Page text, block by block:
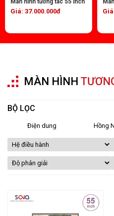
Màn hình tương tác 55 inch
Giá: 37.000.000đ
MÀN HÌNH
BỘ LỌC
Điện dung Hồng